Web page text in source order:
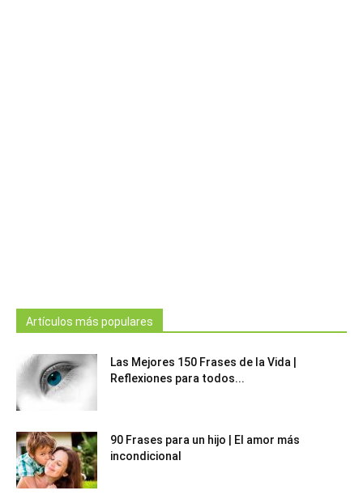
Artículos más populares
Las Mejores 150 Frases de la Vida |
Reflexiones para todos...
90 Frases para un hijo | El amor más
incondicional